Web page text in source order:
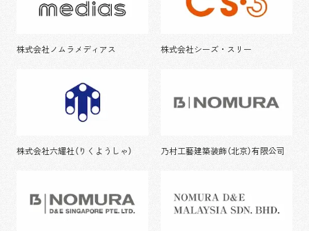
株式会社ノムラメディアス 株式会社シーズ・スリー
株式会社六耀社（りくようしゃ） 乃村工藝建築装飾（北京）有限公司